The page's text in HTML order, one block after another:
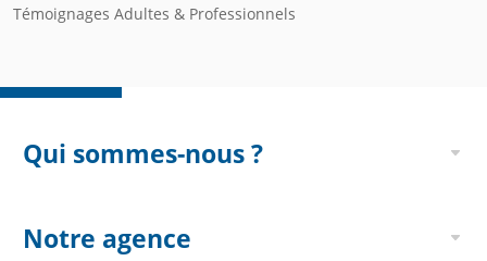
Témoignages Adultes & Professionnels
Qui sommes-nous ?
Notre agence